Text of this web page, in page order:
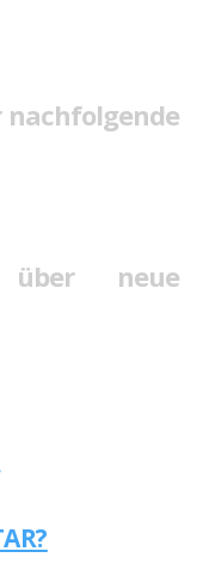
über neue